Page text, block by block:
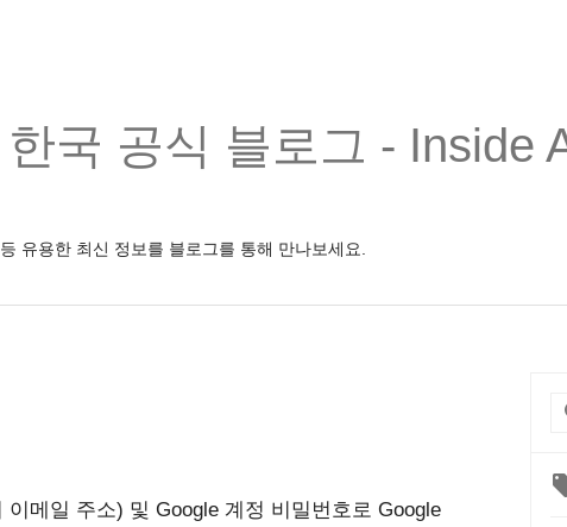
국 공식 블로그 - Inside
유용한 최신 정보를 블로그를 통해 만나보세요.
메일 주소) 및 Google 계정 비밀번호로 Google